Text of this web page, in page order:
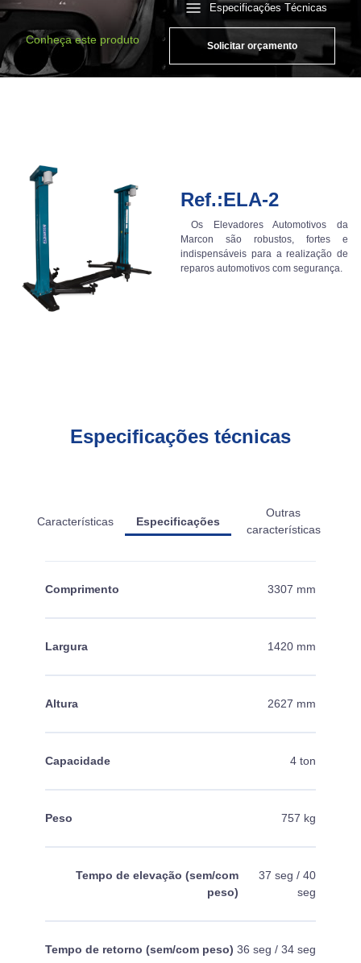
Especificações Técnicas
Conheça este produto Solicitar orçamento
Ref.:ELA-2
Os Elevadores Automotivos da
Marcon são robustos, fortes e
indispensáveis para a realização de
reparos automotivos com segurança.
Especificações técnicas
Características Especificações
Outras
características
Comprimento 3307 mm
Largura 1420 mm
Altura 2627 mm
Capacidade 4 ton
Peso 757 kg
Tempo de elevação (sem/com
peso)
37 seg / 40
seg
Tempo de retorno (sem/com peso) 36 seg / 34 seg